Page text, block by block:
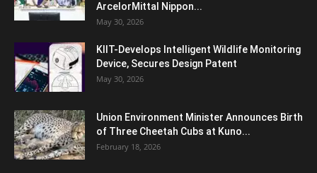
ArcelorMittal Nippon...
May 30, 2026
KIIT-Develops Intelligent Wildlife Monitoring
Device, Secures Design Patent
May 30, 2026
Union Environment Minister Announces Birth
of Three Cheetah Cubs at Kuno...
February 18, 2026